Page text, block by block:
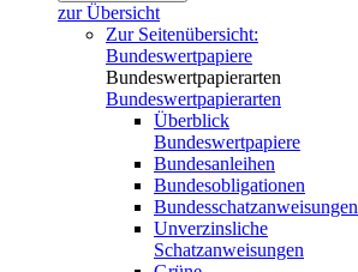
zur Übersicht
Zur Seitenübersicht:
Bundeswertpapiere
Bundeswertpapierarten
Bundeswertpapierarten
Überblick
Bundeswertpapiere
Bundesanleihen
Bundesobligationen
Bundesschatzanweisungen
Unverzinsliche
Schatzanweisungen